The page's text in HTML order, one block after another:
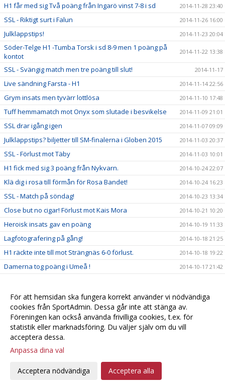
H1 får med sig Två poäng från Ingarö vinst 7-8 i sd 2014-11-28 23:40
SSL - Riktigt surt i Falun 2014-11-26 16:00
Julklappstips! 2014-11-23 20:04
Söder-Telge H1 -Tumba Torsk i sd 8-9 men 1 poäng på
kontot
2014-11-22 13:38
SSL - Svängig match men tre poäng till slut! 2014-11-17
Live sändning Farsta - H1 2014-11-14 22:56
Grym insats men tyvärr lottlösa 2014-11-10 17:48
Tuff hemmamatch mot Onyx som slutade i besvikelse 2014-11-09 21:01
SSL drar igång igen 2014-11-07 09:09
Julklappstips? biljetter till SM-finalerna i Globen 2015 2014-11-03 20:37
SSL - Förlust mot Täby 2014-11-03 10:01
H1 fick med sig 3 poäng från Nykvarn. 2014-10-24 22:07
Klä dig i rosa till förmån för Rosa Bandet! 2014-10-24 16:23
SSL - Match på söndag! 2014-10-23 13:34
Close but no cigar! Förlust mot Kais Mora 2014-10-21 10:20
Heroisk insats gav en poäng 2014-10-19 11:33
Lagfotografering på gång! 2014-10-18 21:25
H1 räckte inte till mot Strängnäs 6-0 förlust. 2014-10-18 19:22
Damerna tog poäng i Umeå ! 2014-10-17 21:42
Grattis Natta! 2014-10-15 21:18
Noll poäng i Jönköping 2014-10-15 13:43
Söder-Telge H1 -- Linköping IBK Ungdom 7 - 6 2014-10-11 22:03
Uppdaterat kioskschema nu på hemsidan
Sara lämnar Telge
H1 Fick med sig 1 poäng från Nacka
För att hemsidan ska fungera korrekt använder vi nödvändiga
cookies från SportAdmin. Dessa går inte att stänga av.
Föreningen kan också använda frivilliga cookies, t.ex. för
statistik eller marknadsföring. Du väljer själv om du vill
acceptera dessa.
Anpassa dina val
Acceptera nödvändiga Acceptera alla